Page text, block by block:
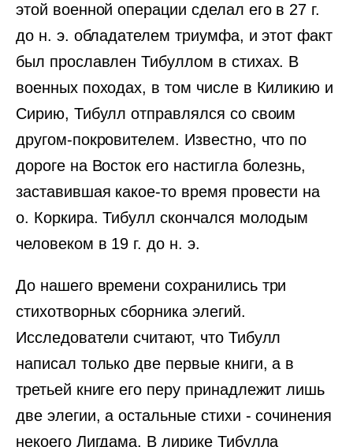
этой военной операции сделал его в 27 г.
до н. э. обладателем триумфа, и этот факт
был прославлен Тибуллом в стихах. В
военных походах, в том числе в Киликию и
Сирию, Тибулл отправлялся со своим
другом-покровителем. Известно, что по
дороге на Восток его настигла болезнь,
заставившая какое-то время провести на
о. Коркира. Тибулл скончался молодым
человеком в 19 г. до н. э.
До нашего времени сохранились три
стихотворных сборника элегий.
Исследователи считают, что Тибулл
написал только две первые книги, а в
третьей книге его перу принадлежит лишь
две элегии, а остальные стихи - сочинения
некоего Лигдама. В лирике Тибулла